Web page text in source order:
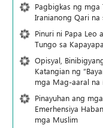
Pagbigkas ng mga
Iranianong Qari na
Pinuri ni Papa Leo
Tungo sa
Opisyal,
Katangian ng
mga Mag-aaral na
Pinayuhan ang
Emerhensiya
mga Muslim